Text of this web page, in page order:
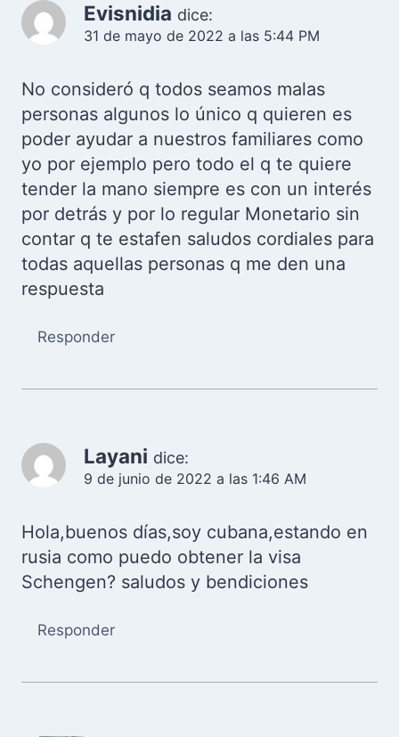
Evisnidia dice:
31 de mayo de 2022 a las 5:44 PM
No consideró q todos seamos malas
personas algunos lo único q quieren es
poder ayudar a nuestros familiares como
yo por ejemplo pero todo el q te quiere
tender la mano siempre es con un interés
por detrás y por lo regular Monetario sin
contar q te estafen saludos cordiales para
todas aquellas personas q me den una
respuesta
Responder
Layani dice:
9 de junio de 2022 a las 1:46 AM
Hola,buenos días,soy cubana,estando en
rusia como puedo obtener la visa
Schengen? saludos y bendiciones
Responder